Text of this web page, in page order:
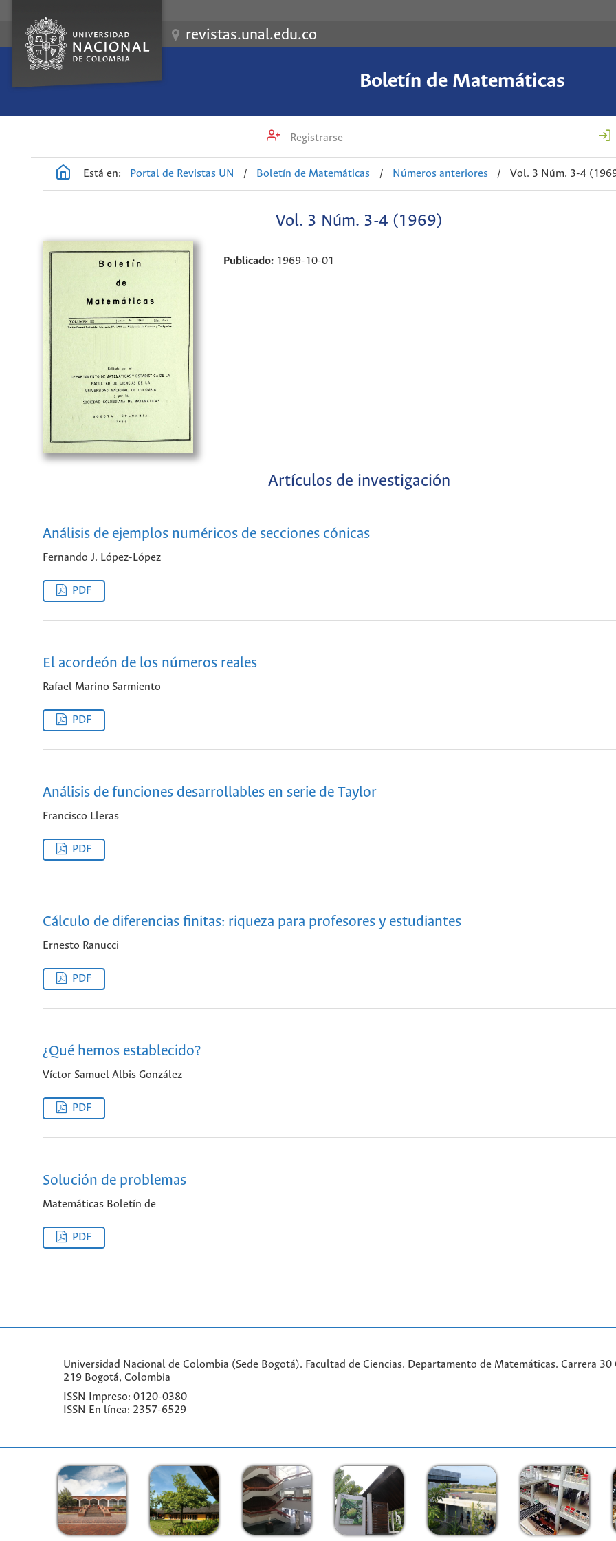
revistas.unal.edu.co
Boletín de Matemáticas
Registrarse
Está en: Portal de Revistas UN / Boletín de Matemáticas / Números anteriores / Vol. 3 Núm. 3-4
Vol. 3 Núm. 3-4 (1969)
Publicado: 1969-10-01
Artículos de investigación
Análisis de ejemplos numéricos de secciones cónicas
Fernando J. López-López
PDF
El acordeón de los números reales
Rafael Marino Sarmiento
PDF
Análisis de funciones desarrollables en serie de Taylor
Francisco Lleras
PDF
Cálculo de diferencias finitas: riqueza para profesores y estudiantes
Ernesto Ranucci
PDF
¿Qué hemos establecido?
Víctor Samuel Albis González
PDF
Solución de problemas
Matemáticas Boletín de
PDF
Universidad Nacional de Colombia (Sede Bogotá). Facultad de Ciencias. Departamento de Matemáticas. Carrera
219 Bogotá, Colombia
ISSN Impreso: 0120-0380
ISSN En línea: 2357-6529